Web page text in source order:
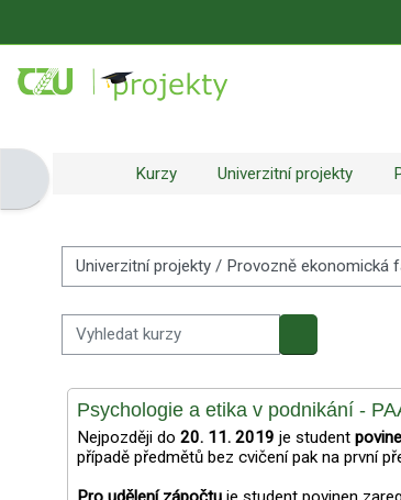
Otevřít panel blokuKurzy Univerzitní projekty
Kategorie kurzů
Vyhledat kurzy
Vyhledat kurzy
Psychologie a etika v podnikání -
Nejpozději do20. 11. 2019 je student
případě předmětů bez cvičení pak na první